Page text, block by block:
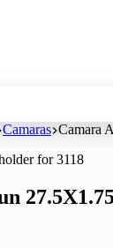
Camaras Camara